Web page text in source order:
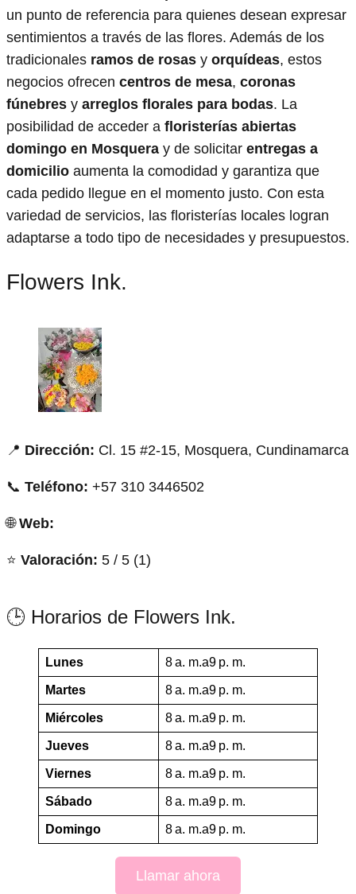
un punto de referencia para quienes desean expresar
sentimientos a través de las flores. Además de los
tradicionales ramos de rosas y orquídeas, estos
negocios ofrecen centros de mesa, coronas
fúnebres y arreglos florales para bodas. La
posibilidad de acceder a floristerías abiertas
domingo en Mosquera y de solicitar entregas a
domicilio aumenta la comodidad y garantiza que
cada pedido llegue en el momento justo. Con esta
variedad de servicios, las floristerías locales logran
adaptarse a todo tipo de necesidades y presupuestos.
Flowers Ink.
📍 Dirección: Cl. 15 #2-15, Mosquera, Cundinamarca
📞 Teléfono: +57 310 3446502
🌐Web:
⭐ Valoración: 5 / 5 (1)
🕒 Horarios de Flowers Ink.
Lunes 8 a. m.a9 p. m.
Martes 8 a. m.a9 p. m.
Miércoles 8 a. m.a9 p. m.
Jueves 8 a. m.a9 p. m.
Viernes 8 a. m.a9 p. m.
Sábado 8 a. m.a9 p. m.
Domingo 8 a. m.a9 p. m.
Llamar ahora